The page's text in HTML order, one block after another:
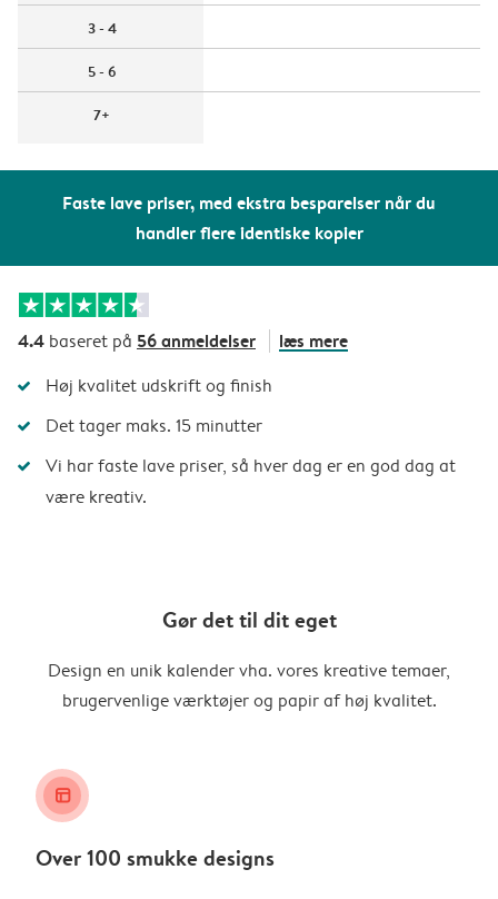
Faste lave priser, med ekstra besparelser når du
handler flere identiske kopier
3 - 4
5 - 6
7+
4.4 baseret på 56 anmeldelser læs mere
Høj kvalitet udskrift og finish
Det tager maks. 15 minutter
Vi har faste lave priser, så hver dag er en god dag at
være kreativ.
Gør det til dit eget
Design en unik kalender vha. vores kreative temaer,
brugervenlige værktøjer og papir af høj kvalitet.
layout_alt
Over 100 smukke designs